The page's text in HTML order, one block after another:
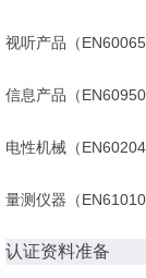
视听产品（
信息产品（
电性机械（
量测仪器（
认证资料准备